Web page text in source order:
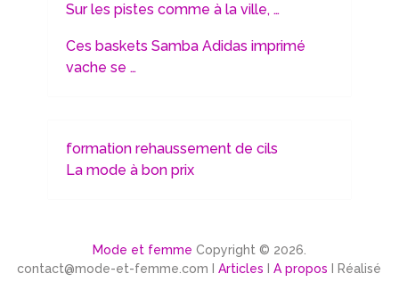
Sur les pistes comme à la ville, …
Ces baskets Samba Adidas imprimé
vache se …
formation rehaussement de cils
La mode à bon prix
Mode et femme Copyright © 2026.
contact@mode-et-femme.com IArticles IA propos I Réalisé